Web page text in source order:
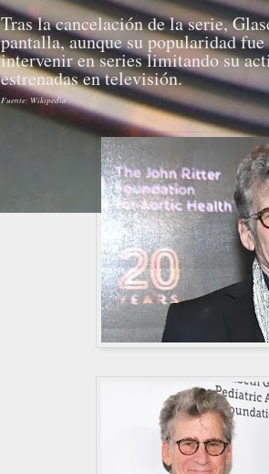
Tras la cancelación de la serie,
pantalla, aunque su popularidad
intervenir en series limitando su
estrenadas en televisión.
Fuente: Wikipedia